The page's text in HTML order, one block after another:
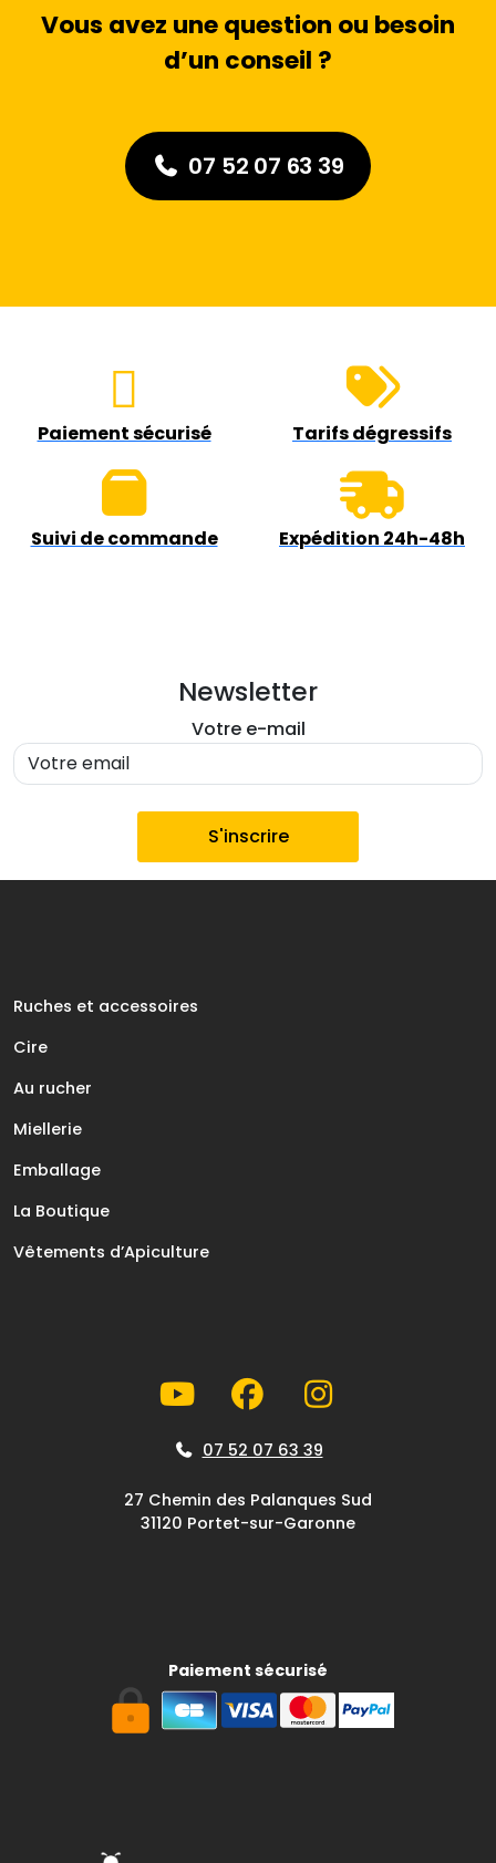
Vous avez une question ou besoin
d’un conseil ?
07 52 07 63 39
Paiement sécurisé Tarifs dégressifs
Suivi de commande Expédition 24h-48h
Newsletter
Votre e-mail
Ruches et accessoires
Cire
Au rucher
Miellerie
Emballage
La Boutique
Vêtements d’Apiculture
07 52 07 63 39
27 Chemin des Palanques Sud
31120 Portet-sur-Garonne
Paiement sécurisé